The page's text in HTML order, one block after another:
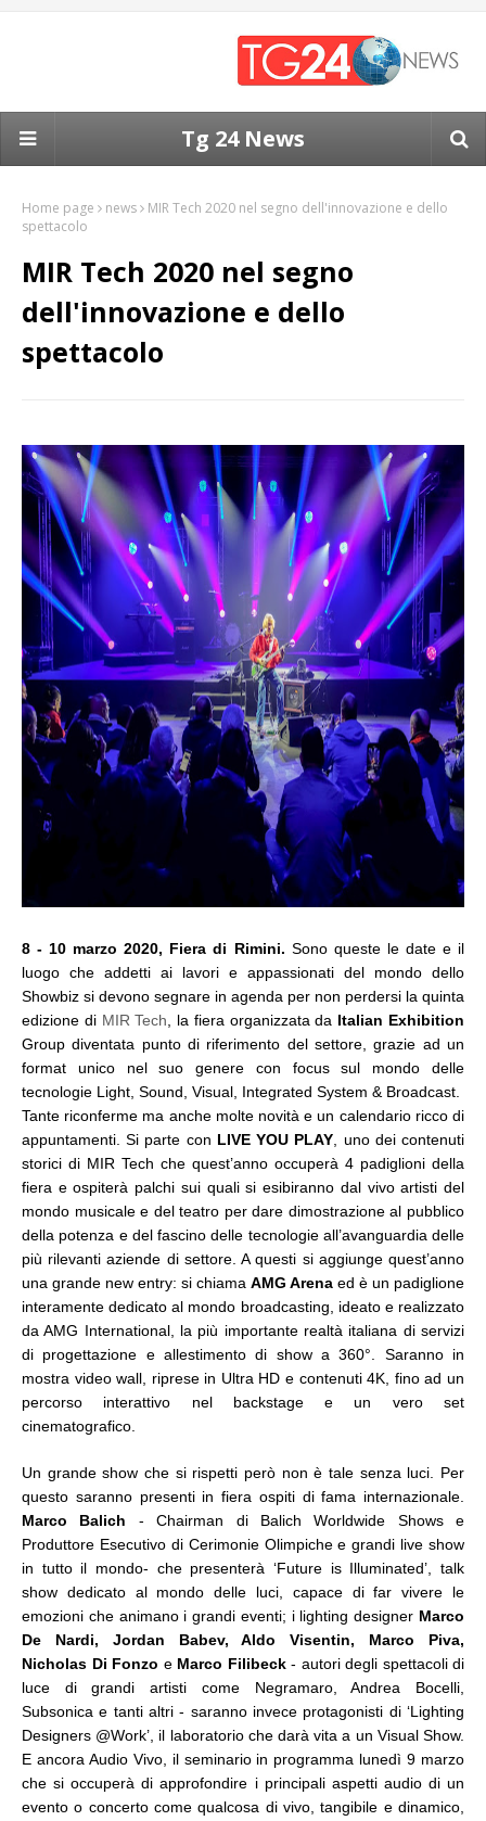
Tg 24 News
Home page news
MIR Tech 2020 nel segno dell'innovazione e dello
spettacolo
MIR Tech 2020 nel segno
dell'innovazione e dello
spettacolo
8 - 10 marzo 2020, Fiera di Rimini. Sono queste le date e il
luogo che addetti ai lavori e appassionati del mondo dello
Showbiz si devono segnare in agenda per non perdersi la quinta
edizione di MIR Tech, la fiera organizzata da Italian Exhibition
Group diventata punto di riferimento del settore, grazie ad un
format unico nel suo genere con focus sul mondo delle
tecnologie Light, Sound, Visual, Integrated System & Broadcast.
Tante riconferme ma anche molte novità e un calendario ricco di
appuntamenti. Si parte con LIVE YOU PLAY, uno dei contenuti
storici di MIR Tech che quest’anno occuperà 4 padiglioni della
fiera e ospiterà palchi sui quali si esibiranno dal vivo artisti del
mondo musicale e del teatro per dare dimostrazione al pubblico
della potenza e del fascino delle tecnologie all’avanguardia delle
più rilevanti aziende di settore. A questi si aggiunge quest’anno
una grande new entry: si chiama AMG Arena ed è un padiglione
interamente dedicato al mondo broadcasting, ideato e realizzato
da AMG International, la più importante realtà italiana di servizi
di progettazione e allestimento di show a 360°. Saranno in
mostra video wall, riprese in Ultra HD e contenuti 4K, fino ad un
percorso interattivo nel backstage e un vero set
cinematografico.
Un grande show che si rispetti però non è tale senza luci. Per
questo saranno presenti in fiera ospiti di fama internazionale.
Marco Balich - Chairman di Balich Worldwide Shows e
Produttore Esecutivo di Cerimonie Olimpiche e grandi live show
in tutto il mondo- che presenterà ‘Future is Illuminated’, talk
show dedicato al mondo delle luci, capace di far vivere le
emozioni che animano i grandi eventi; i lighting designer Marco
De Nardi, Jordan Babev, Aldo Visentin, Marco Piva,
Nicholas Di Fonzo eMarco Filibeck- autori degli spettacoli di
luce di grandi artisti come Negramaro, Andrea Bocelli,
Subsonica e tanti altri - saranno invece protagonisti di ‘Lighting
Designers @Work’, il laboratorio che darà vita a un Visual Show.
E ancora Audio Vivo, il seminario in programma lunedì 9 marzo
che si occuperà di approfondire i principali aspetti audio di un
evento o concerto come qualcosa di vivo, tangibile e dinamico,